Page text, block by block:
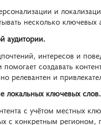
и
несколько ключевых
аудитории.
интересов и
создавать
релевантен и
локальных ключевых слов.
с учётом местных
с конкретным регионом,